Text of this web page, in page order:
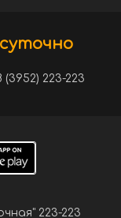
223-223
223-223